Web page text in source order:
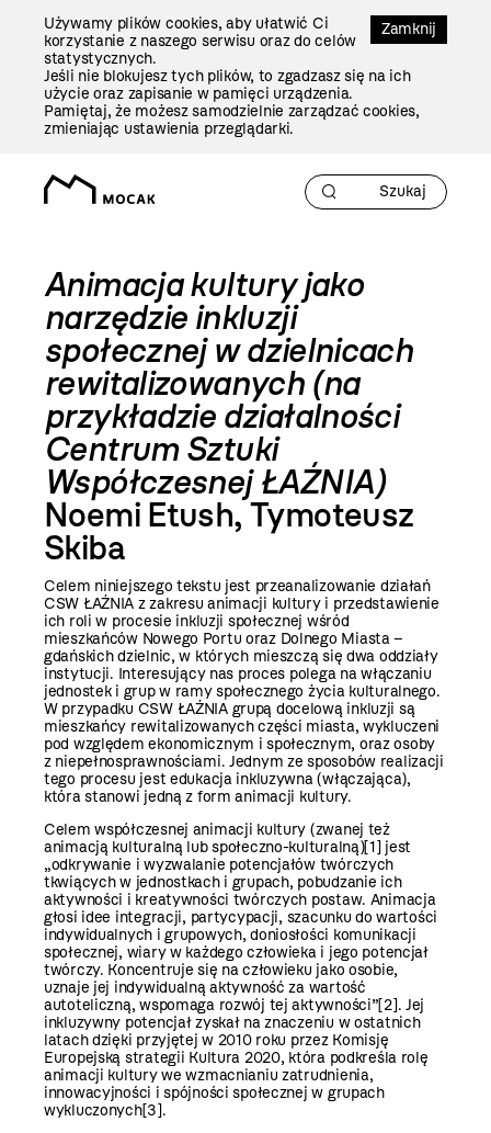
Zamknij
Używamy plików cookies, aby ułatwić Ci
korzystanie z naszego serwisu oraz do celów
statystycznych.
Jeśli nie blokujesz tych plików, to zgadzasz się na ich
użycie oraz zapisanie w pamięci urządzenia.
Pamiętaj, że możesz samodzielnie zarządzać cookies,
zmieniając ustawienia przeglądarki.
Animacja kultury jako
narzędzie inkluzji
społecznej w dzielnicach
rewitalizowanych (na
przykładzie działalności
Centrum Sztuki
Współczesnej ŁAŹNIA)
Noemi Etush, Tymoteusz
Skiba
Celem niniejszego tekstu jest przeanalizowanie działań
CSW ŁAŹNIA z zakresu animacji kultury i przedstawienie
ich roli w procesie inkluzji społecznej wśród
mieszkańców Nowego Portu oraz Dolnego Miasta –
gdańskich dzielnic, w których mieszczą się dwa oddziały
instytucji. Interesujący nas proces polega na włączaniu
jednostek i grup w ramy społecznego życia kulturalnego.
W przypadku CSW ŁAŹNIA grupą docelową inkluzji są
mieszkańcy rewitalizowanych części miasta, wykluczeni
pod względem ekonomicznym i społecznym, oraz osoby
z niepełnosprawnościami. Jednym ze sposobów realizacji
tego procesu jest edukacja inkluzywna (włączająca),
która stanowi jedną z form animacji kultury.
Celem współczesnej animacji kultury (zwanej też
animacją kulturalną lub społeczno-kulturalną)[1] jest
„odkrywanie i wyzwalanie potencjałów twórczych
tkwiących w jednostkach i grupach, pobudzanie ich
aktywności i kreatywności twórczych postaw. Animacja
głosi idee integracji, partycypacji, szacunku do wartości
indywidualnych i grupowych, doniosłości komunikacji
społecznej, wiary w każdego człowieka i jego potencjał
twórczy. Koncentruje się na człowieku jako osobie,
uznaje jej indywidualną aktywność za wartość
autoteliczną, wspomaga rozwój tej aktywności”[2]. Jej
inkluzywny potencjał zyskał na znaczeniu w ostatnich
latach dzięki przyjętej w 2010 roku przez Komisję
Europejską strategii Kultura 2020, która podkreśla rolę
animacji kultury we wzmacnianiu zatrudnienia,
innowacyjności i spójności społecznej w grupach
wykluczonych[3].